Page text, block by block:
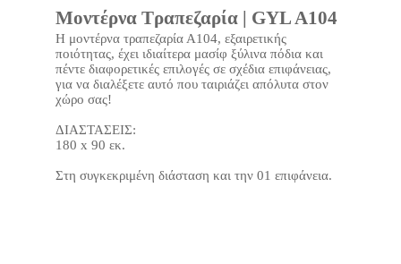
Μοντέρνα Τραπεζαρία | GYL A104
Η μοντέρνα τραπεζαρία Α104, εξαιρετικής
ποιότητας, έχει ιδιαίτερα μασίφ ξύλινα πόδια και
πέντε διαφορετικές επιλογές σε σχέδια επιφάνειας,
για να διαλέξετε αυτό που ταιριάζει απόλυτα στον
χώρο σας!
ΔΙΑΣΤΑΣΕΙΣ:
180 x 90 εκ.
Στη συγκεκριμένη διάσταση και την 01 επιφάνεια.